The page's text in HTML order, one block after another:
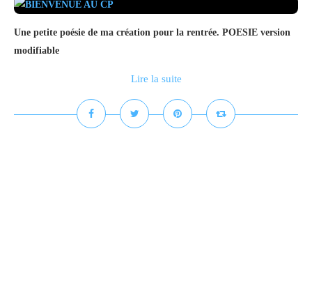
Une petite poésie de ma création pour la rentrée. POESIE version
modifiable
Lire la suite